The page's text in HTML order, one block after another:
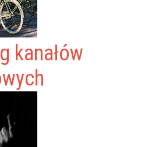
kanałów